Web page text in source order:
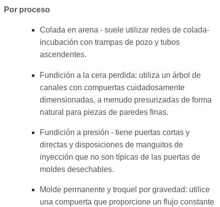
Por proceso
Colada en arena - suele utilizar redes de colada-
incubación con trampas de pozo y tubos
ascendentes.
Fundición a la cera perdida: utiliza un árbol de
canales con compuertas cuidadosamente
dimensionadas, a menudo presurizadas de forma
natural para piezas de paredes finas.
Fundición a presión - tiene puertas cortas y
directas y disposiciones de manguitos de
inyección que no son típicas de las puertas de
moldes desechables.
Molde permanente y troquel por gravedad: utilice
una compuerta que proporcione un flujo constante